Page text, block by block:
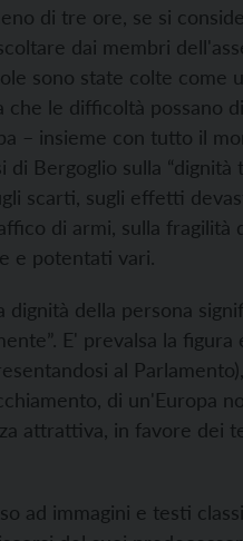
di tre ore, se si
dai membri
sono state colte come
che le difficoltà
– insieme con tutto il
Bergoglio sulla “dignità
scarti, sugli effetti
di armi, sulla fragilità
e potentati vari.
della persona
E' prevalsa la figura
al
di un'Europa
attrattiva, in favore dei
ad immagini e testi